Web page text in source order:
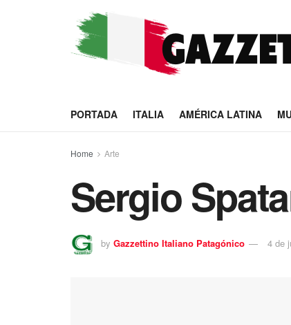
PORTADA ITALIA AMÉRICA LATINA
Home Arte
Sergio
by Gazzettino Italiano Patagónico 4 de